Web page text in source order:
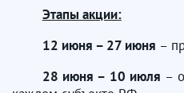
Этапы акции:
12 июня – 27 июня –
28 июня – 10 июля –